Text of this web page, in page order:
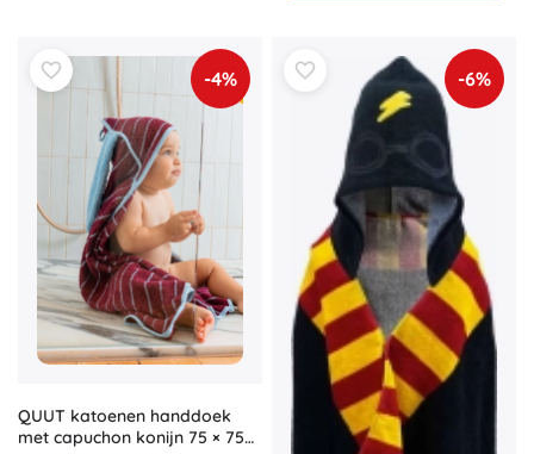
-4%
QUUT katoenen handdoek
met capuchon konijn 75 × 75
-6%